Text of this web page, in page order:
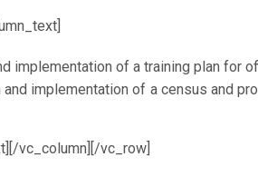
implementation of a training plan for
implementation of a census and
vc_column][/vc_row]